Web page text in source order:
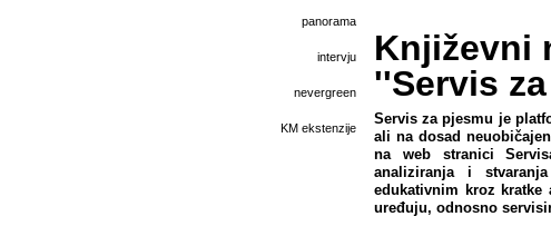
panorama
intervju
nevergreen
KM ekstenzije
Književni
''Servis
Servis za pjesmu je
ali na dosad
na web stranici
analiziranja i
edukativnim kroz
uređuju, odnosno